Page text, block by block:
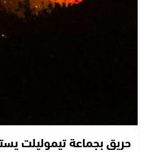
حريق بجماعة تيموليلت